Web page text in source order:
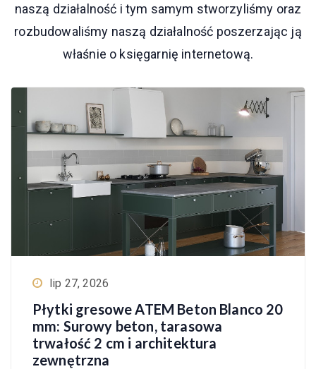
naszą działalność i tym samym stworzyliśmy oraz
rozbudowaliśmy naszą działalność poszerzając ją
właśnie o księgarnię internetową.
lip 27, 2026
Płytki gresowe ATEM Beton Blanco 20
mm: Surowy beton, tarasowa
trwałość 2 cm i architektura
zewnętrzna